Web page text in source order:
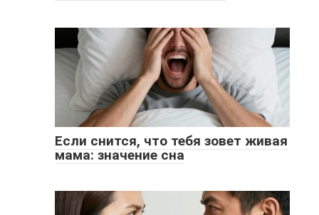
Если снится, что тебя зовет живая
мама: значение сна